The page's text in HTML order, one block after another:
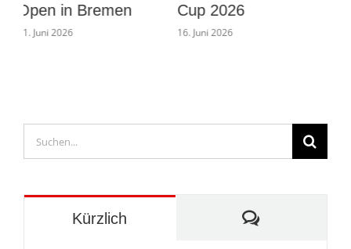
2026
16. Juni 2026
Eintracht Böddiger
1. August 2026
Suche
nach:
Kürzlich Kommentare